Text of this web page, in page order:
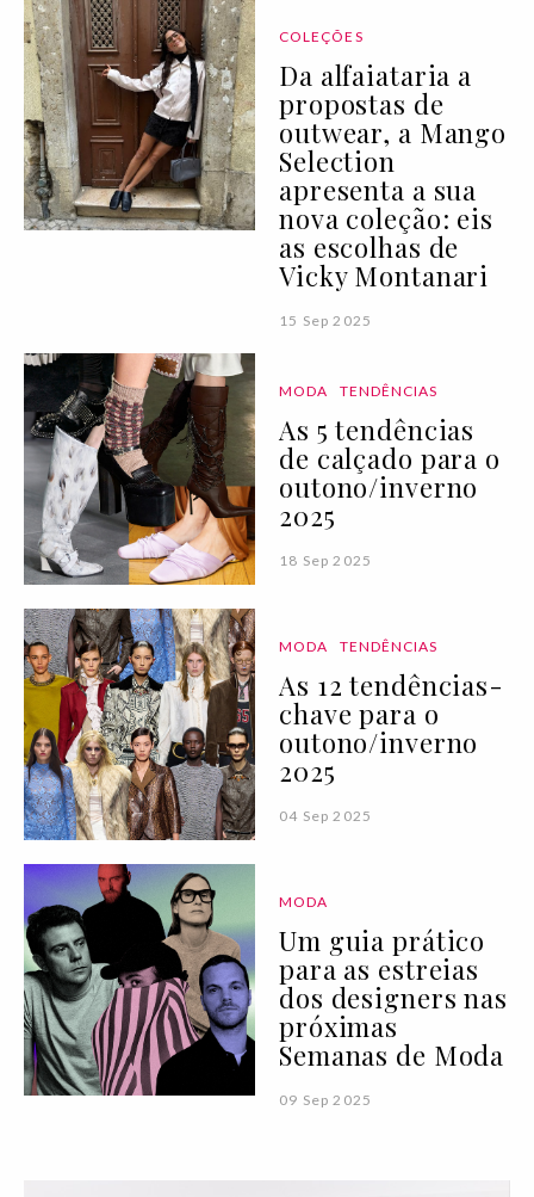
COLEÇÕES
Da alfaiataria a
propostas de
outwear, a Mango
Selection
apresenta a sua
nova coleção: eis
as escolhas de
Vicky Montanari
15 Sep 2025
MODA TENDÊNCIAS
As 5 tendências
de calçado para o
outono/inverno
2025
18 Sep 2025
MODA TENDÊNCIAS
As 12 tendências-
chave para o
outono/inverno
2025
04 Sep 2025
MODA
Um guia prático
para as estreias
dos designers nas
próximas
Semanas de Moda
09 Sep 2025